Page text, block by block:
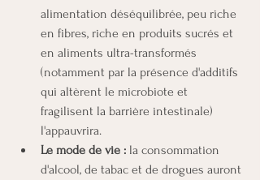
alimentation déséquilibrée, peu riche
en fibres, riche en produits sucrés et
en aliments ultra-transformés
(notamment par la présence d'additifs
qui altèrent le microbiote et
fragilisent la barrière intestinale)
l'appauvrira.
Le mode de vie : la consommation
d'alcool, de tabac et de drogues auront